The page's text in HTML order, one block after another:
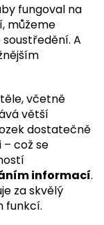
fungoval na
můžeme
A
včetně
větší
dostatečně
což se
informací.
za skvělý
funkcí.